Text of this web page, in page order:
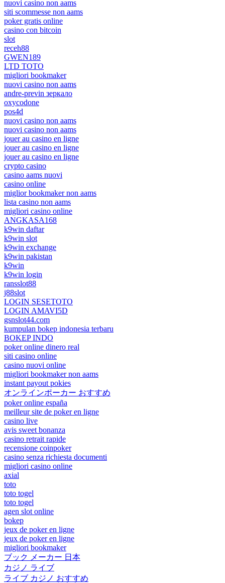
nuovi casino non aams
siti scommesse non aams
poker gratis online
casino con bitcoin
slot
receh88
GWEN189
LTD TOTO
migliori bookmaker
nuovi casino non aams
andre-previn зеркало
oxycodone
pos4d
nuovi casino non aams
nuovi casino non aams
jouer au casino en ligne
jouer au casino en ligne
jouer au casino en ligne
crypto casino
casino aams nuovi
casino online
miglior bookmaker non aams
lista casino non aams
migliori casino online
ANGKASA168
k9win daftar
k9win slot
k9win exchange
k9win pakistan
k9win
k9win login
ransslot88
j88slot
LOGIN SESETOTO
LOGIN AMAVI5D
gsnslot44.com
kumpulan bokep indonesia terbaru
BOKEP INDO
poker online dinero real
siti casino online
casino nuovi online
migliori bookmaker non aams
instant payout pokies
オンラインポーカー おすすめ
poker online españa
meilleur site de poker en ligne
casino live
avis sweet bonanza
casino retrait rapide
recensione coinpoker
casino senza richiesta documenti
migliori casino online
axial
toto
toto togel
toto togel
agen slot online
bokep
jeux de poker en ligne
jeux de poker en ligne
migliori bookmaker
ブック メーカー 日本
カジノ ライブ
ライブ カジノ おすすめ